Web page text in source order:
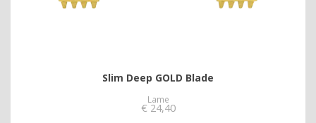
Slim Deep GOLD Blade
Lame
€ 24,40